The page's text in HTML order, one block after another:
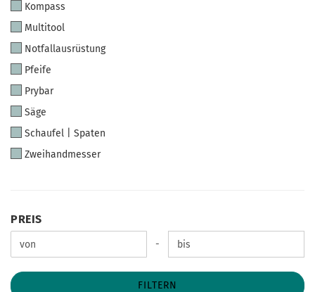
Kompass
Multitool
Notfallausrüstung
Pfeife
Prybar
Säge
Schaufel | Spaten
Zweihandmesser
PREIS
PREIS
Preis bis -
FILTERN